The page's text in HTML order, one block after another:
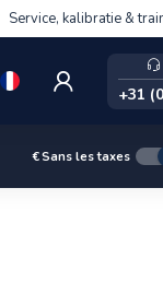
Service, kalibratie &
+31
€Sans les taxes